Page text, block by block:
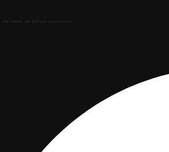
além de bônus exclusivos.